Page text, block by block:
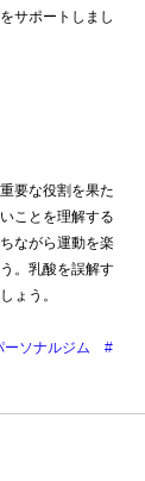
サポートしまし
要な役割を果た
ことを理解する
ながら運動を楽
。乳酸を誤解す
ょう。
ーソナルジム
#